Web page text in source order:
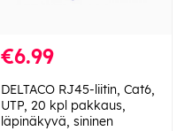
€6.99
DELTACO RJ45-liitin, Cat6,
UTP, 20 kpl pakkaus,
läpinäkyvä, sininen